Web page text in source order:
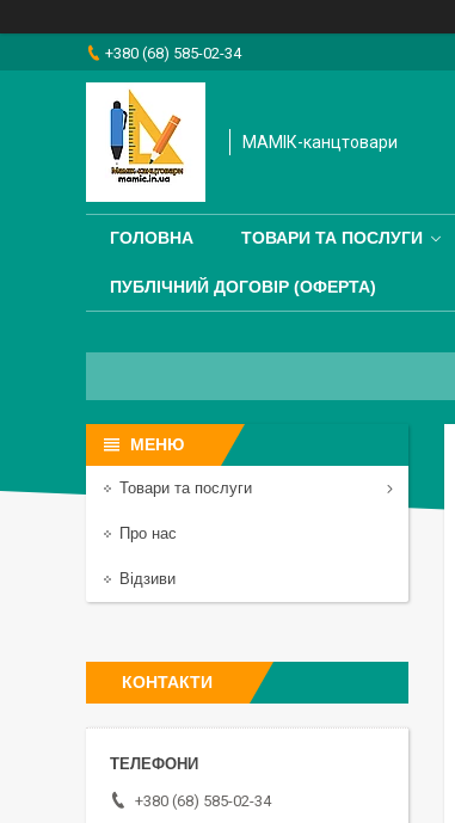
+380 (68) 585-02-34
МАМІК-канцтовари
ГОЛОВНА ТОВАРИ ТА ПОСЛУГИ
ПУБЛІЧНИЙ ДОГОВІР (ОФЕРТА)
Товари та послуги
Про нас
Відзиви
КОНТАКТИ
+380 (68) 585-02-34